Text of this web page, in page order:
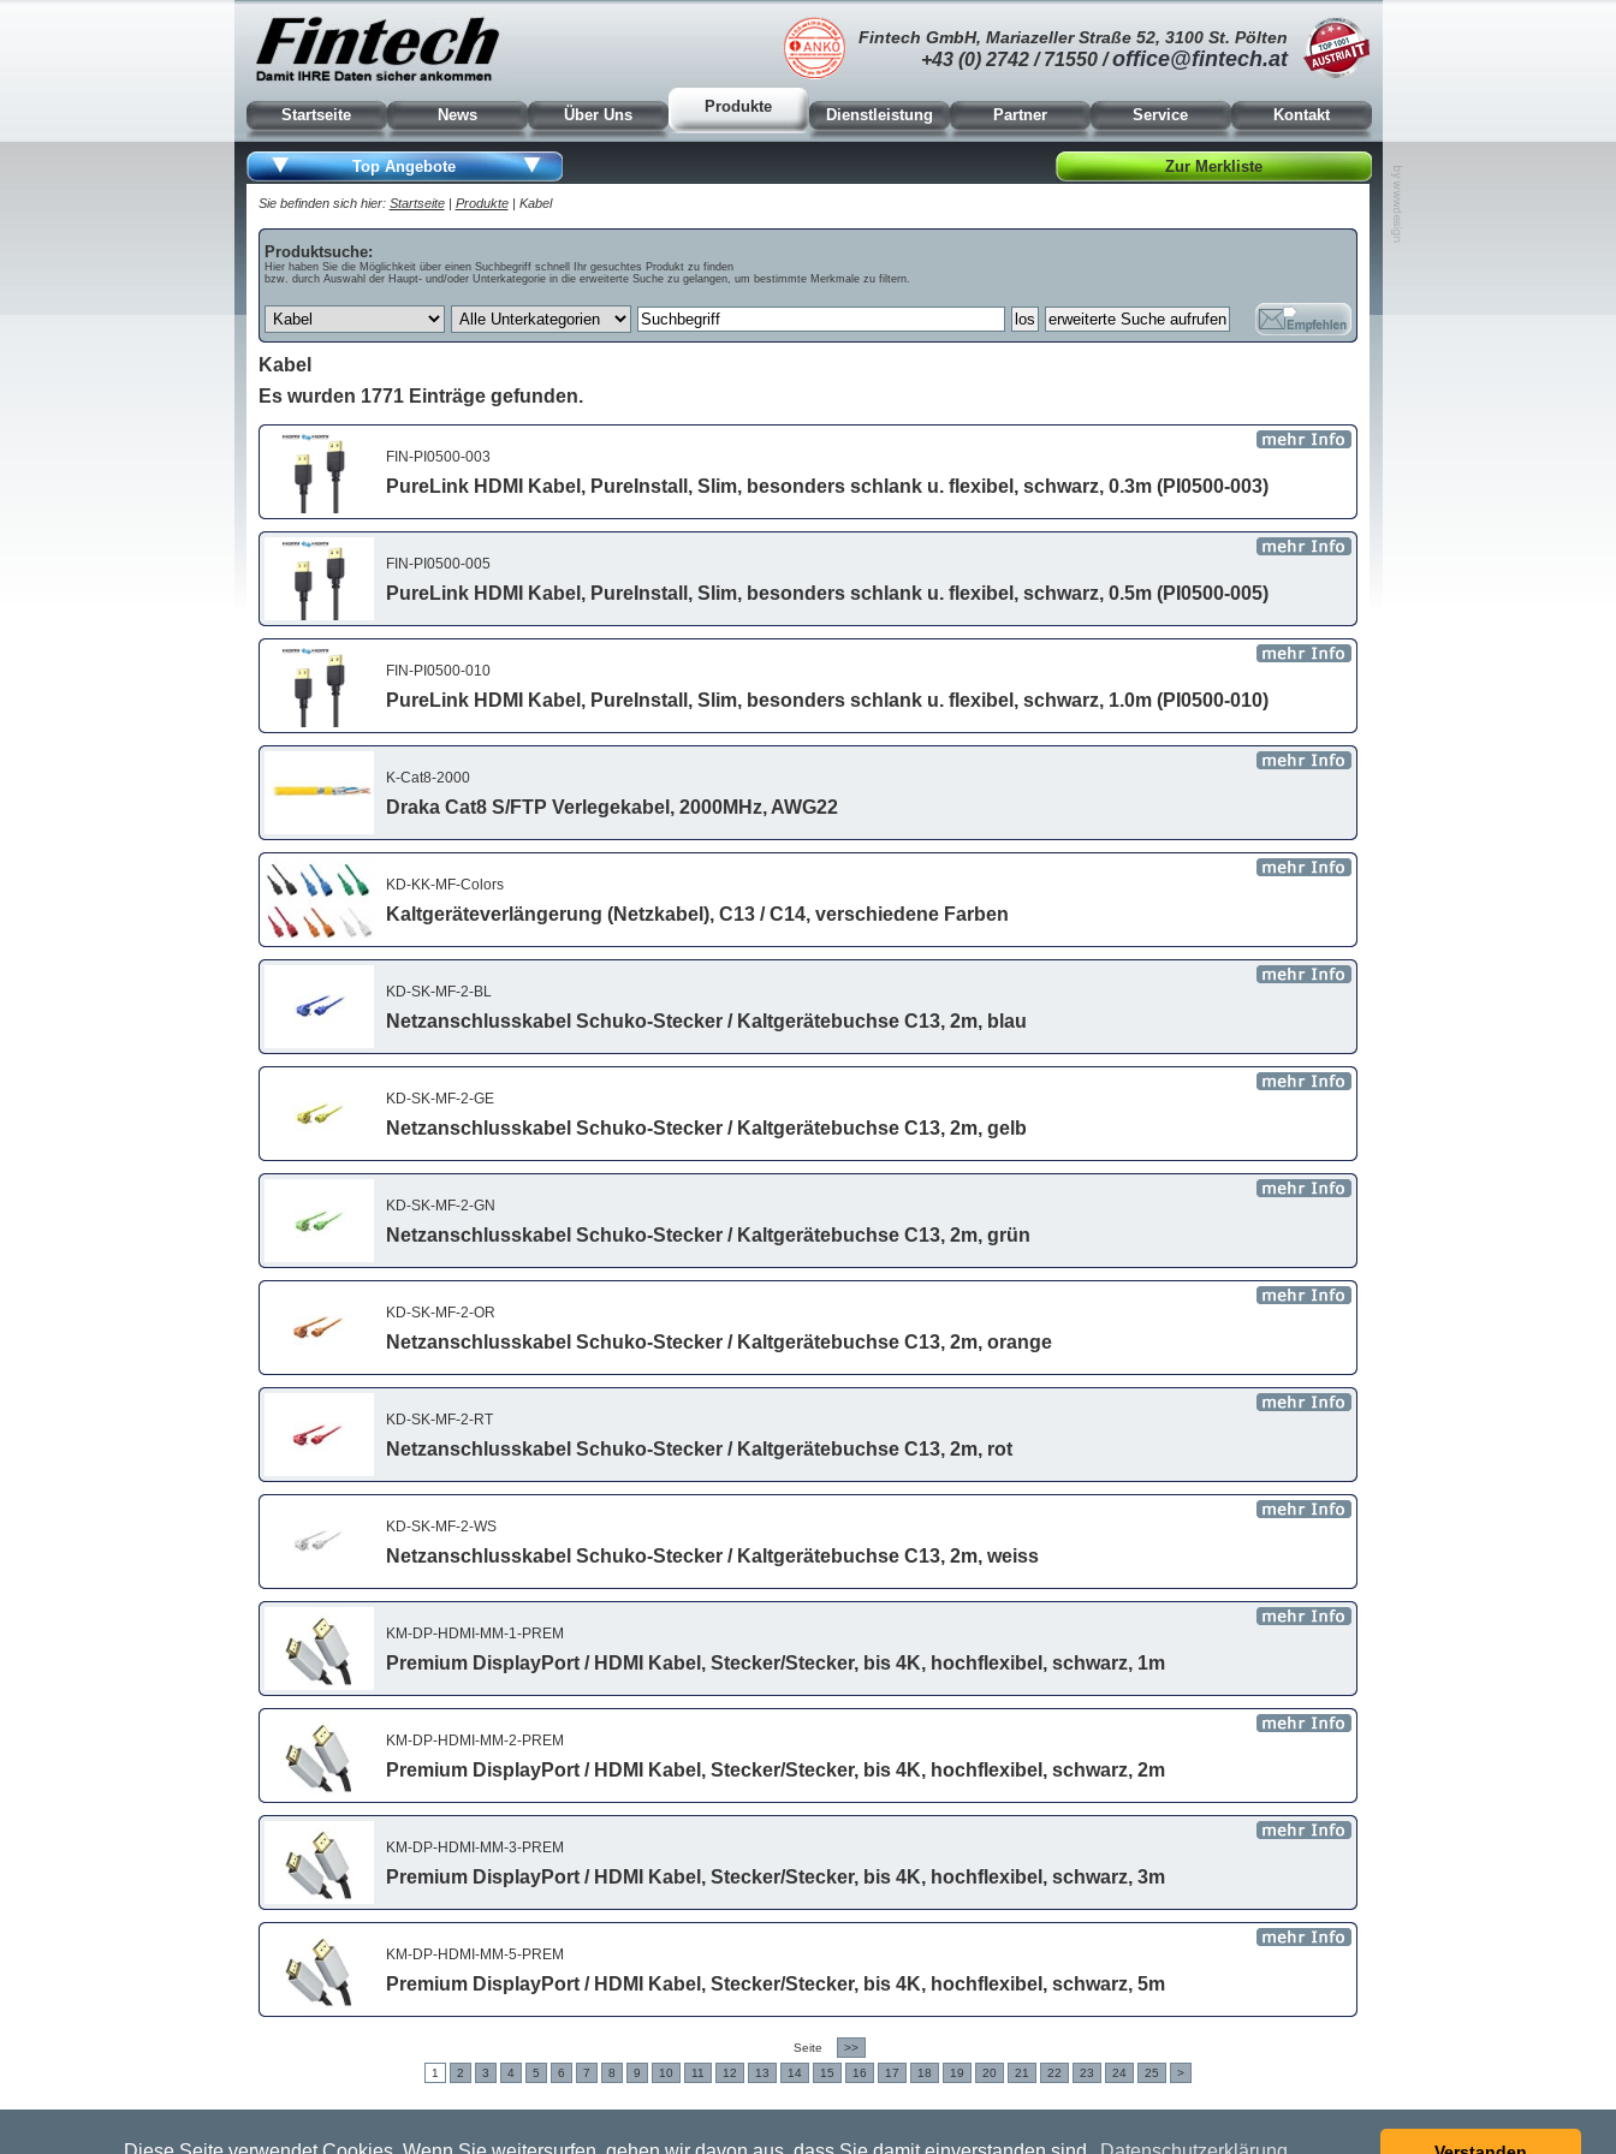
Fintech GmbH, Mariazeller Straße 52, 3100 St. Pölten
+43 (0) 2742 / 71550 /office@fintech.at
Startseite News Über Uns Produkte Dienstleistung Partner Service Kontakt
Top Angebote Zur Merkliste
Sie befinden sich hier: Startseite| Produkte| Kabel
Produktsuche:
Hier haben Sie die Möglichkeit über einen Suchbegriff schnell Ihr gesuchtes Produkt zu finden
bzw. durch Auswahl der Haupt- und/oder Unterkategorie in die erweiterte Suche zu gelangen, um bestimmte Merkmale zu filtern.
Kabel
Es wurden 1771 Einträge gefunden.
FIN-PI0500-003
PureLink HDMI Kabel, PureInstall, Slim, besonders schlank u. flexibel, schwarz, 0.3m (PI0500-003)
FIN-PI0500-005
PureLink HDMI Kabel, PureInstall, Slim, besonders schlank u. flexibel, schwarz, 0.5m (PI0500-005)
FIN-PI0500-010
PureLink HDMI Kabel, PureInstall, Slim, besonders schlank u. flexibel, schwarz, 1.0m (PI0500-010)
K-Cat8-2000
Draka Cat8 S/FTP Verlegekabel, 2000MHz, AWG22
KD-KK-MF-Colors
Kaltgeräteverlängerung (Netzkabel), C13 / C14, verschiedene Farben
KD-SK-MF-2-BL
Netzanschlusskabel Schuko-Stecker / Kaltgerätebuchse C13, 2m, blau
KD-SK-MF-2-GE
Netzanschlusskabel Schuko-Stecker / Kaltgerätebuchse C13, 2m, gelb
KD-SK-MF-2-GN
Netzanschlusskabel Schuko-Stecker / Kaltgerätebuchse C13, 2m, grün
KD-SK-MF-2-OR
Netzanschlusskabel Schuko-Stecker / Kaltgerätebuchse C13, 2m, orange
KD-SK-MF-2-RT
Netzanschlusskabel Schuko-Stecker / Kaltgerätebuchse C13, 2m, rot
KD-SK-MF-2-WS
Netzanschlusskabel Schuko-Stecker / Kaltgerätebuchse C13, 2m, weiss
KM-DP-HDMI-MM-1-PREM
Premium DisplayPort / HDMI Kabel, Stecker/Stecker, bis 4K, hochflexibel, schwarz, 1m
KM-DP-HDMI-MM-2-PREM
Premium DisplayPort / HDMI Kabel, Stecker/Stecker, bis 4K, hochflexibel, schwarz, 2m
KM-DP-HDMI-MM-3-PREM
Premium DisplayPort / HDMI Kabel, Stecker/Stecker, bis 4K, hochflexibel, schwarz, 3m
KM-DP-HDMI-MM-5-PREM
Premium DisplayPort / HDMI Kabel, Stecker/Stecker, bis 4K, hochflexibel, schwarz, 5m
Seite
>>
1
2 3 4 5 6 7 8 9 10 11 12 13 14 15 16 17 18 19 20 21 22 23 24 25 >